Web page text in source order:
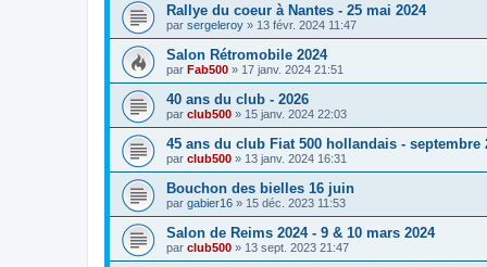
Rallye du coeur à Nantes - 25 mai 2024
par sergeleroy » 13 févr. 2024 11:47
Salon Rétromobile 2024
par Fab500 » 17 janv. 2024 21:51
40 ans du club - 2026
par club500 » 15 janv. 2024 22:03
45 ans du club Fiat 500 hollandais - septembre
par club500 » 13 janv. 2024 16:31
Bouchon des bielles 16 juin
par gabier16 » 15 déc. 2023 11:53
Salon de Reims 2024 - 9 & 10 mars 2024
par club500 » 13 sept. 2023 21:47